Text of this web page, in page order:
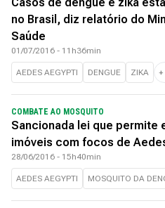
no Brasil, diz relatório do
Saúde
01/07/2016 - 11h36min
AEDES AEGYPTI DENGUE ZIKA +
COMBATE AO MOSQUITO
Sancionada lei que permite
imóveis com focos de
28/06/2016 - 15h40min
AEDES AEGYPTI MOSQUITO DA